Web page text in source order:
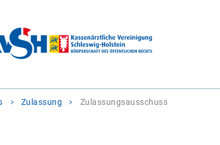
Zulassung Zulassungsausschuss